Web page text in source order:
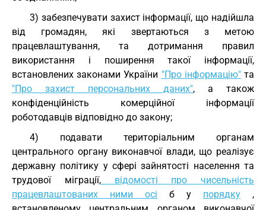
3) забезпечувати захист інформації, що надійшла
від громадян, які звертаються з метою
працевлаштування, та дотримання правил
використання і поширення такої інформації,
встановлених законами України "Про інформацію"та
"Про захист персональних даних", а також
конфіденційність комерційної інформації
роботодавців відповідно до закону;
4) подавати територіальним органам
центрального органу виконавчої влади, що реалізує
державну політику у сфері зайнятості населення та
трудової міграції,відомості про чисельність
працевлаштованих ними осі б у порядку ,